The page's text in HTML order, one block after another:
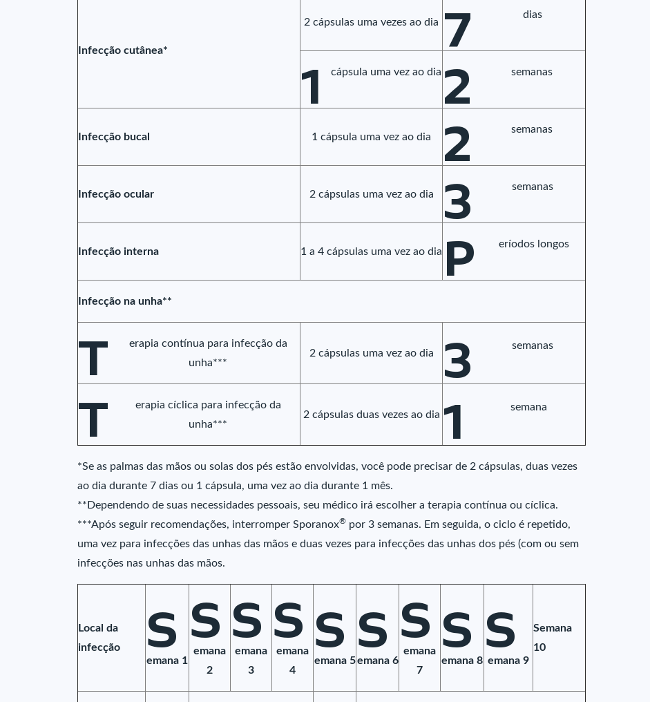
Infecção cutânea*
2 cápsulas uma vezes ao dia 7 dias
1 cápsula uma vez ao dia 2 semanas
Infecção bucal 1 cápsula uma vez ao dia 2 semanas
Infecção ocular 2 cápsulas uma vez ao dia 3 semanas
Infecção interna 1 a 4 cápsulas uma vez ao dia P eríodos longos
Infecção na unha**
T
erapia contínua para infecção da
unha***
2 cápsulas uma vez ao dia 3 semanas
T
erapia cíclica para infecção da
unha***
2 cápsulas duas vezes ao dia 1 semana
*Se as palmas das mãos ou solas dos pés estão envolvidas, você pode precisar de 2 cápsulas, duas vezes
ao dia durante 7 dias ou 1 cápsula, uma vez ao dia durante 1 mês.
**Dependendo de suas necessidades pessoais, seu médico irá escolher a terapia contínua ou cíclica.
***Após seguir recomendações, interromper Sporanox® por 3 semanas. Em seguida, o ciclo é repetido,
uma vez para infecções das unhas das mãos e duas vezes para infecções das unhas dos pés (com ou sem
infecções nas unhas das mãos.
Local da
infecção
S
emana 1
S
emana
2
S
emana
3
S
emana
4
S
emana 5
S
emana 6
S
emana
7
S
emana 8
S
emana 9
Semana
10